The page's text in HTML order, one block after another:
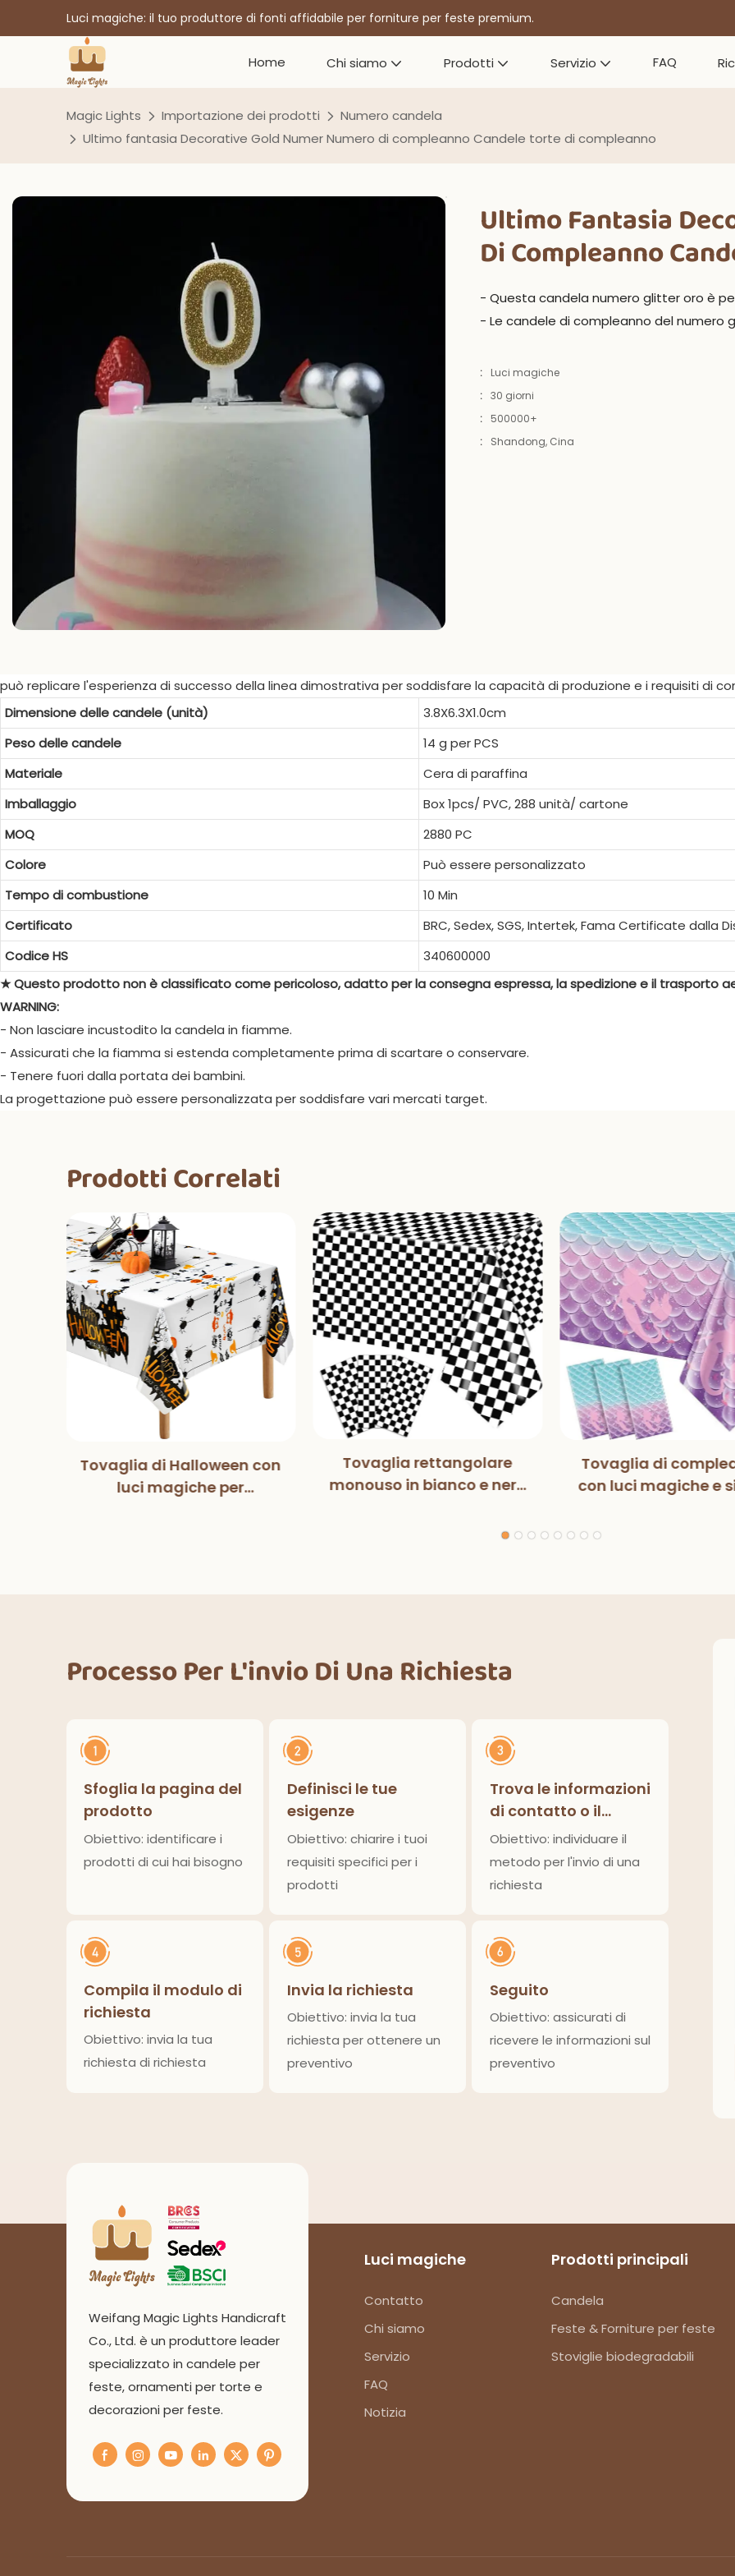
Luci magiche: il tuo produttore di fonti affidabile per forniture per feste premium.
Home Chi siamo Prodotti Servizio FAQ
Magic Lights Importazione dei prodotti
Numero candela
Ultimo fantasia Decorative Gold Numer Numero di compleanno Candele torte di compleanno
Ultimo Fantasia
Di Compleanno
- Questa candela numero glitter oro è
- Le candele di compleanno del numero
:
Luci magiche
: 30 giorni
:
500000+
:
Shandong, Cina
può replicare l'esperienza di successo della linea dimostrativa per soddisfare la capacità di produzione e i requisiti di
Dimensione delle candele (unità)
3.8X6.3X1.0cm
Peso delle candele
14 g per PCS
Materiale
Cera di paraffina
Imballaggio
Box 1pcs/ PVC, 288 unità/ cartone
MOQ
2880 PC
Colore
Può essere personalizzato
Tempo di combustione
10 Min
Certificato
BRC, Sedex, SGS, Intertek, Fama Certificate dalla
Codice HS
340600000
★ Questo prodotto non è classificato come pericoloso, adatto per la consegna espressa, la spedizione e il trasporto
WARNING:
- Non lasciare incustodito la candela in fiamme.
- Assicurati che la fiamma si estenda completamente prima di scartare o conservare.
- Tenere fuori dalla portata dei bambini.
La progettazione può essere personalizzata per soddisfare vari mercati target.
Prodotti Correlati
Tovaglia di Halloween con
luci magiche per
Tovaglia rettangolare
monouso in bianco e nero
feste di compleanno,
Tovaglia di
con luci magiche e
per feste di
Processo Per L'invio Di Una Richiesta
Sfoglia la pagina del
prodotto
Obiettivo: identificare i
prodotti di cui hai bisogno
Definisci le tue
esigenze
Obiettivo: chiarire i tuoi
requisiti specifici per i
prodotti
Trova le informazioni
di contatto o il
modulo di richiesta
Obiettivo: individuare il
metodo per l'invio di una
richiesta
Compila il modulo di
richiesta
Obiettivo: invia la tua
richiesta di richiesta
Invia la richiesta
Obiettivo: invia la tua
richiesta per ottenere un
preventivo
Seguito
Obiettivo: assicurati di
ricevere le informazioni sul
preventivo
Weifang Magic Lights Handicraft
Co., Ltd. è un produttore leader
specializzato in candele per
feste, ornamenti per torte e
decorazioni per feste.
Luci magiche
Contatto
Chi siamo
Servizio
FAQ
Notizia
Prodotti principali
Candela
Feste & Forniture per feste
Stoviglie biodegradabili